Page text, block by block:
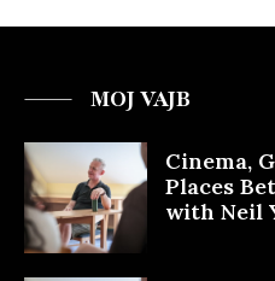
MOJ VAJB
Cinema,
Places
with Neil